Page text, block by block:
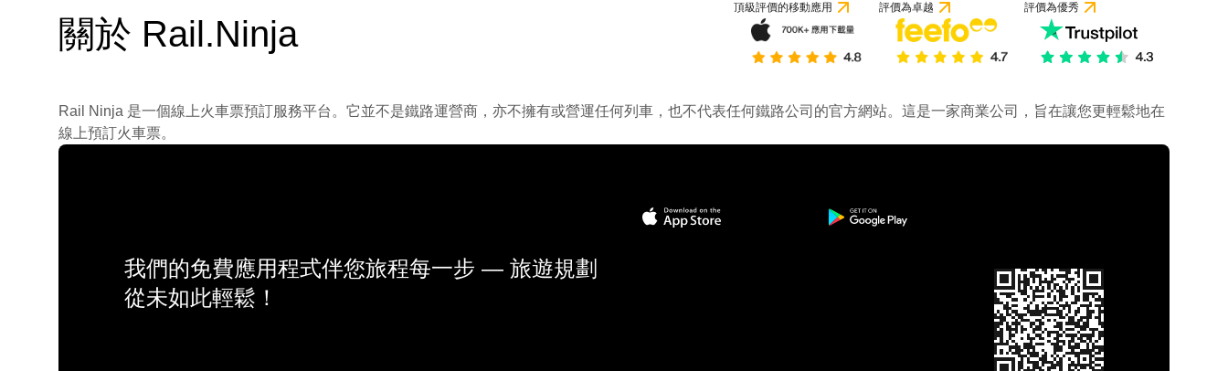
關於 Rail.Ninja
頂級評價的移動應用 評價為卓越 評價為優秀
Rail Ninja 是一個線上火車票預訂服務平台。它並不是鐵路運營商，亦不擁有或營運任何列車，也不代表任何鐵路公司的官方網站。這是一家商業公司，旨在讓您更輕鬆地在
線上預訂火車票。
我們的免費應用程式伴您旅程每一步 — 旅遊規劃
從未如此輕鬆！